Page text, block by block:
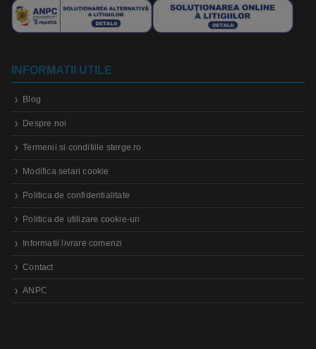
INFORMATII UTILE
Blog
Despre noi
Termenii si conditiile sterge.ro
Modifica setari cookie
Politica de confidentialitate
Politica de utilizare cookie-uri
Informatii livrare comenzi
Contact
ANPC